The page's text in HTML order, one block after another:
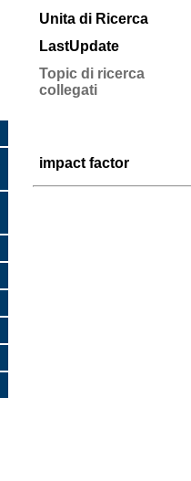
Unita di Ricerca
LastUpdate
Topic di ricerca
collegati
impact factor